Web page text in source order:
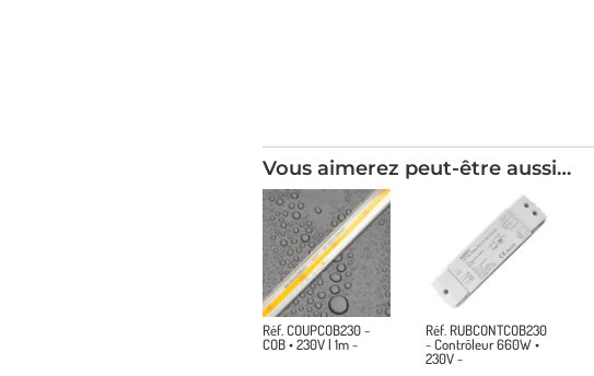
Vous aimerez peut-être aussi…
Réf. COUPCOB230 ~
COB • 230V | 1m ~
Réf. RUBCONTCOB230
~ Contrôleur 660W •
230V ~